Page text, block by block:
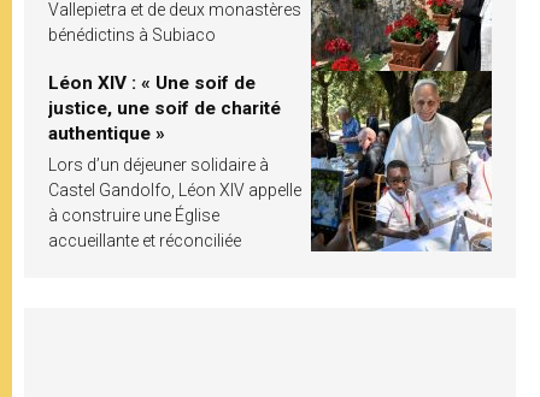
Vallepietra et de deux monastères
bénédictins à Subiaco
Léon XIV : « Une soif de
justice, une soif de charité
authentique »
Lors d’un déjeuner solidaire à
Castel Gandolfo, Léon XIV appelle
à construire une Église
accueillante et réconciliée